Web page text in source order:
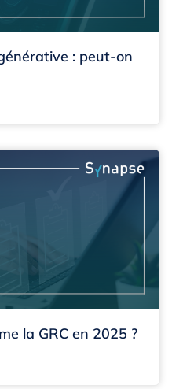
: peut-on
la GRC en 2025 ?